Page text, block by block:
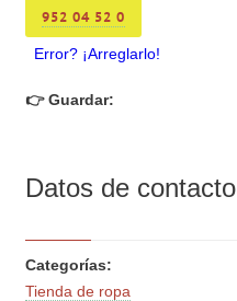
952 04 52 0
Error? ¡Arreglarlo!
👉 Guardar:
Datos de contacto
Categorías:
Tienda de ropa